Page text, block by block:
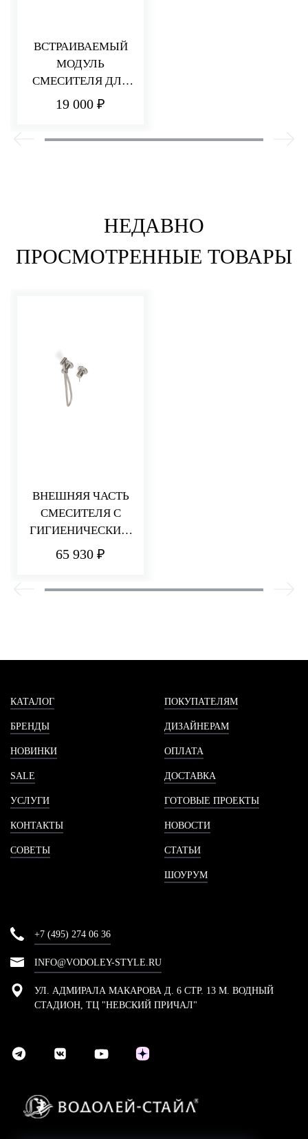
ВСТРАИВАЕМЫЙ
МОДУЛЬ
СМЕСИТЕЛЯ ДЛЯ
РАКОВИНЫ/ДУША
19 000 ₽
НЕДАВНО
ПРОСМОТРЕННЫЕ ТОВАРЫ
ВНЕШНЯЯ ЧАСТЬ
СМЕСИТЕЛЯ С
ГИГИЕНИЧЕСКИМ
ДУШЕМ UP+
65 930 ₽
КАТАЛОГ
БРЕНДЫ
НОВИНКИ
SALE
УСЛУГИ
КОНТАКТЫ
СОВЕТЫ
ПОКУПАТЕЛЯМ
ДИЗАЙНЕРАМ
ОПЛАТА
ДОСТАВКА
ГОТОВЫЕ ПРОЕКТЫ
НОВОСТИ
СТАТЬИ
ШОУРУМ
+7 (495) 274 06 36
INFO@VODOLEY-STYLE.RU
УЛ. АДМИРАЛА МАКАРОВА Д. 6 СТР. 13 М. ВОДНЫЙ
СТАДИОН, ТЦ "НЕВСКИЙ ПРИЧАЛ"